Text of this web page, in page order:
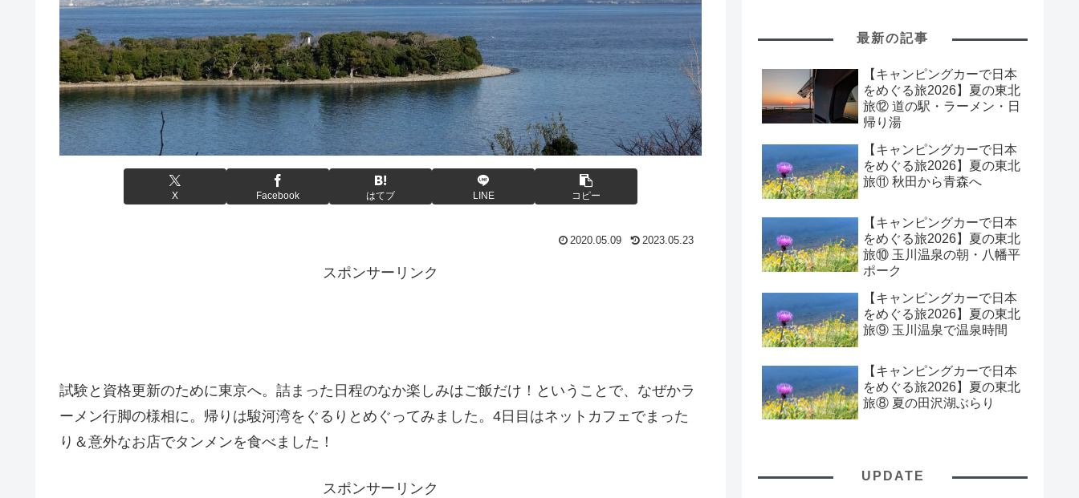
X Facebook はてブ LINE コピー
2020.05.09 2023.05.23
スポンサーリンク
試験と資格更新のために東京へ。詰まった日程のなか楽しみはご飯だけ！ということで、なぜかラ
ーメン行脚の様相に。帰りは駿河湾をぐるりとめぐってみました。4日目はネットカフェでまった
り＆意外なお店でタンメンを食べました！
スポンサーリンク
最新の記事
【キャンピングカーで日本
をめぐる旅2026】夏の東北
旅⑫ 道の駅・ラーメン・日
帰り湯
【キャンピングカーで日本
をめぐる旅2026】夏の東北
旅⑪ 秋田から青森へ
【キャンピングカーで日本
をめぐる旅2026】夏の東北
旅⑩ 玉川温泉の朝・八幡平
ポーク
【キャンピングカーで日本
をめぐる旅2026】夏の東北
旅⑨ 玉川温泉で温泉時間
【キャンピングカーで日本
をめぐる旅2026】夏の東北
旅⑧ 夏の田沢湖ぶらり
UPDATE